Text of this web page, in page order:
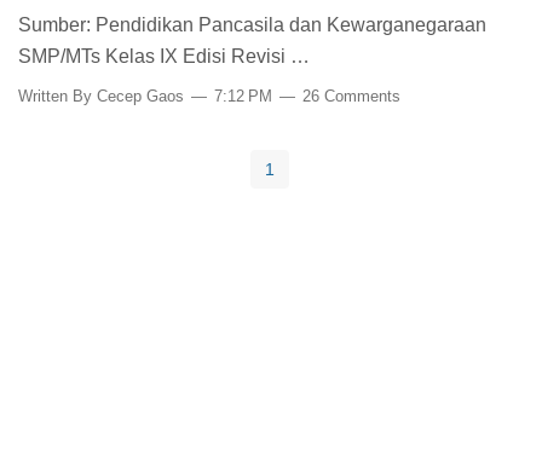
Sumber: Pendidikan Pancasila dan Kewarganegaraan
SMP/MTs Kelas IX Edisi Revisi …
Written By Cecep Gaos 7:12 PM 26 Comments
1